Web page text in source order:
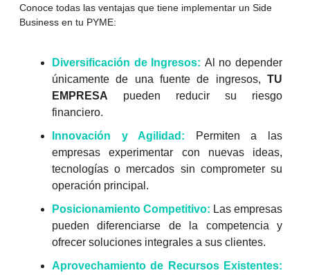
Conoce todas las ventajas que tiene implementar un Side
Business en tu PYME:
Diversificación de Ingresos: Al no depender
únicamente de una fuente de ingresos, TU
EMPRESA pueden reducir su riesgo
financiero.
Innovación y Agilidad:
Permiten a las
empresas experimentar con nuevas ideas,
tecnologías o mercados sin comprometer su
operación principal.
Posicionamiento Competitivo: Las empresas
pueden diferenciarse de la competencia y
ofrecer soluciones integrales a sus clientes.
Aprovechamiento de Recursos Existentes: